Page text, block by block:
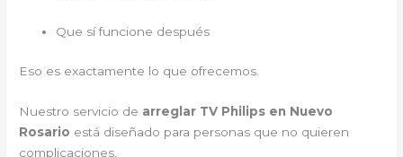
Que sí funcione después
Eso es exactamente lo que ofrecemos.
Nuestro servicio de arreglar TV Philips en Nuevo
Rosario está diseñado para personas que no quieren
complicaciones.